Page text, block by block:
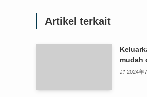
Artikel terkait
mudah
2024年